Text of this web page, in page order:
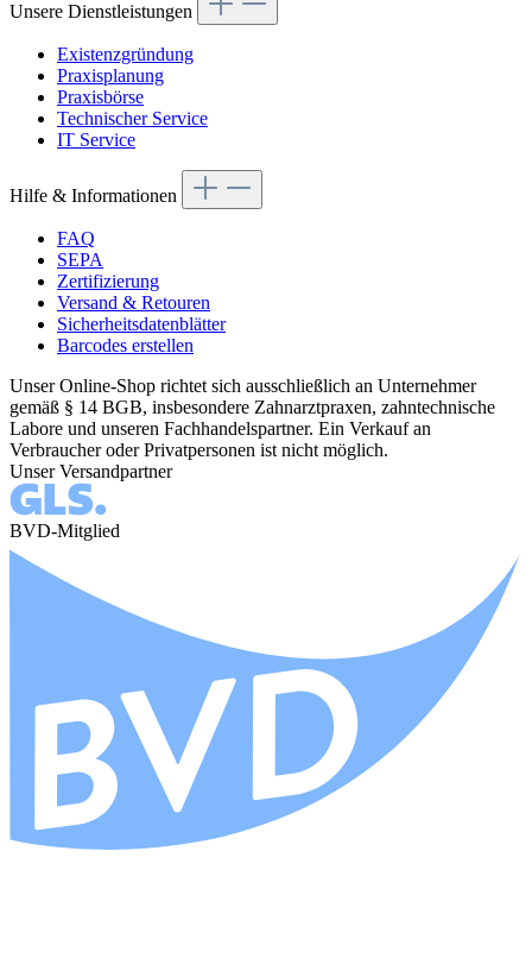
Unsere Dienstleistungen
Existenzgründung
Praxisplanung
Praxisbörse
Technischer Service
IT Service
Hilfe & Informationen
FAQ
SEPA
Zertifizierung
Versand & Retouren
Sicherheitsdatenblätter
Barcodes erstellen
Unser Online-Shop richtet sich ausschließlich an Unternehmer
gemäß § 14 BGB, insbesondere Zahnarztpraxen, zahntechnische
Labore und unseren Fachhandelspartner. Ein Verkauf an
Verbraucher oder Privatpersonen ist nicht möglich.
Unser Versandpartner
BVD-Mitglied